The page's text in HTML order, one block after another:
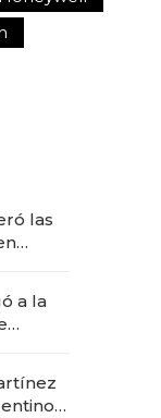
las
a la